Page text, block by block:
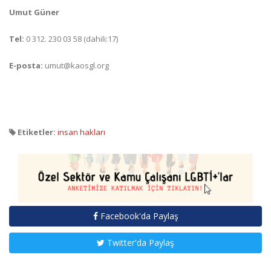
Umut Güner
Tel: 0 312. 230 03 58 (dahili:17)
E-posta: umut@kaosgl.org
Etiketler: insan hakları
Facebook'da Paylaş
Twitter'da Paylaş